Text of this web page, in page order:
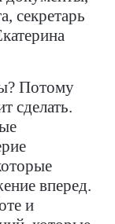
секретарь
Потому
сделать.
вперед.
и